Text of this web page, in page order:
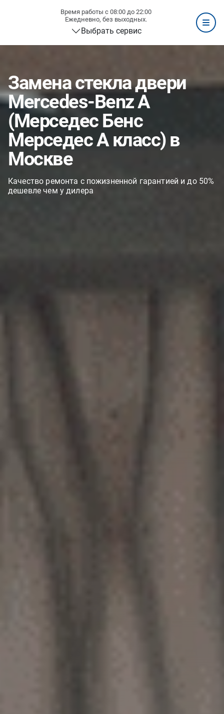
Время работы с 08:00 до 22:00
Ежедневно, без выходных.
Выбрать сервис
Замена стекла двери
Mercedes-Benz A
(Мерседес Бенс
Мерседес А класс) в
Москве
Качество ремонта с пожизненной гарантией и до 50%
дешевле чем у дилера